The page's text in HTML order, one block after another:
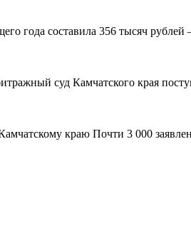
года составила 356 тысяч рублей
суд Камчатского края
краю Почти 3 000